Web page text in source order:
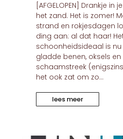
[AFGELOPEN] Drankje in
het zand. Het is zomer!
strand en rokjesdagen
ding aan: al dat haar!
schoonheidsideaal is
gladde benen, oksels
schaamstreek
het ook zat om zo...
lees meer